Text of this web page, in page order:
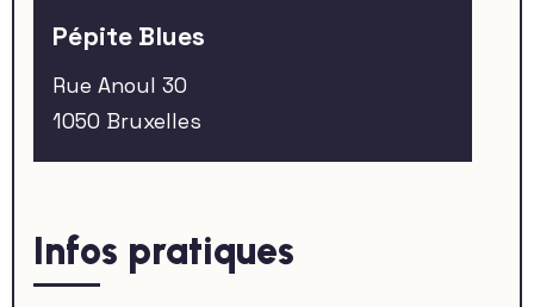
Pépite Blues
Rue Anoul 30
1050 Bruxelles
Infos pratiques